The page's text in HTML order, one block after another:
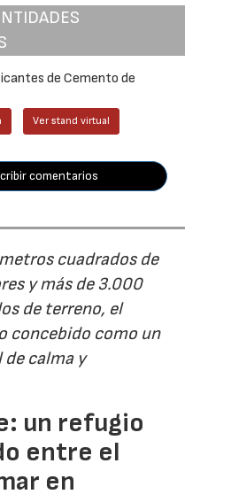
de Cemento de
Ver stand virtual
comentarios
cuadrados de
y más de 3.000
de terreno, el
concebido como un
calma y
un refugio
entre el
en